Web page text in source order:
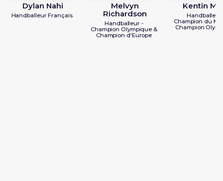
Dylan Nahi
Handballeur Français
Melvyn
Richardson
Handballeur -
Champion Olympique &
Champion d'Europe
Kentin
Handballeur
Champion du
Champion